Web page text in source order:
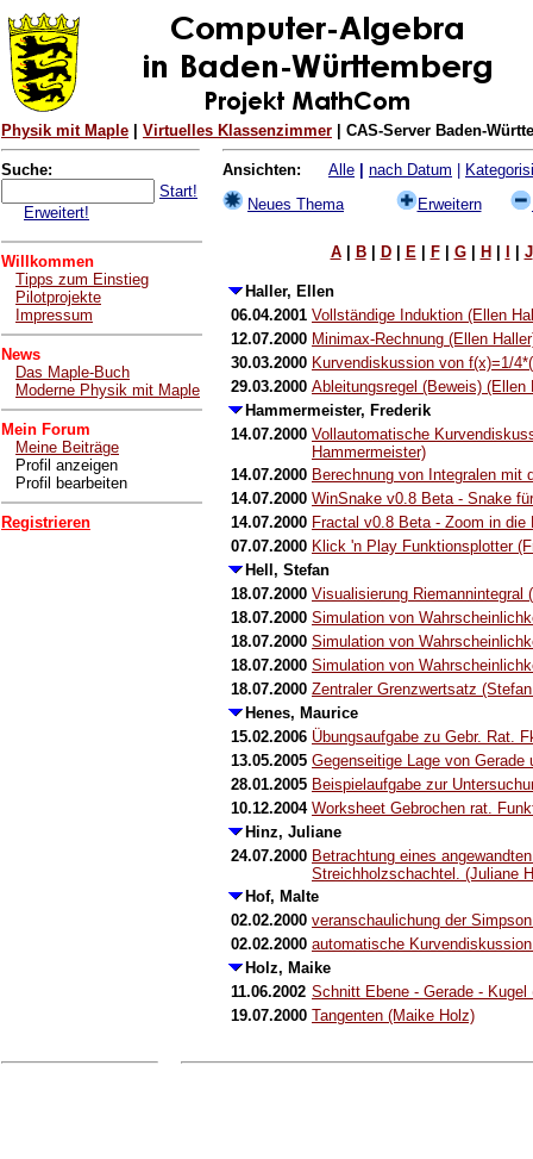
Physik mit Maple Virtuelles Klassenzimmer | CAS-Server Baden-
Suche:
Start!
Erweitert!
Willkommen
Tipps zum Einstieg
Pilotprojekte
Impressum
News
Das Maple-Buch
Moderne Physik mit Maple
Mein Forum
Meine Beiträge
Profil anzeigen
Profil bearbeiten
Registrieren
Ansichten: Alle nach Datum
Neues Thema
Erweitern
A| B| D| E| F| G| H J
Haller, Ellen
06.04.2001 Vollständige Induktion (Ellen
12.07.2000 Minimax-Rechnung (Ellen
30.03.2000 Kurvendiskussion von f(x)=1/
29.03.2000 Ableitungsregel (Beweis) (Ellen
Hammermeister, Frederik
14.07.2000 Vollautomatische
Hammermeister)
14.07.2000 Berechnung von Integralen mit
14.07.2000 WinSnake v0.8 Beta - Snake
14.07.2000 Fractal v0.8 Beta - Zoom in die
07.07.2000 Klick 'n Play Funktionsplotter
Hell, Stefan
18.07.2000 Visualisierung Riemannintegral
18.07.2000 Simulation von
18.07.2000 Simulation von
18.07.2000 Simulation von
18.07.2000 Zentraler Grenzwertsatz
Henes, Maurice
15.02.2006 Übungsaufgabe zu Gebr. Rat.
13.05.2005 Gegenseitige Lage von Gerade
28.01.2005 Beispielaufgabe zur
10.12.2004 Worksheet Gebrochen rat.
Hinz, Juliane
24.07.2000 Betrachtung eines
Streichholzschachtel. (Juliane
Hof, Malte
02.02.2000 veranschaulichung der
02.02.2000 automatische
Holz, Maike
11.06.2002 Schnitt Ebene - Gerade - Kugel
19.07.2000 Tangenten (Maike Holz)